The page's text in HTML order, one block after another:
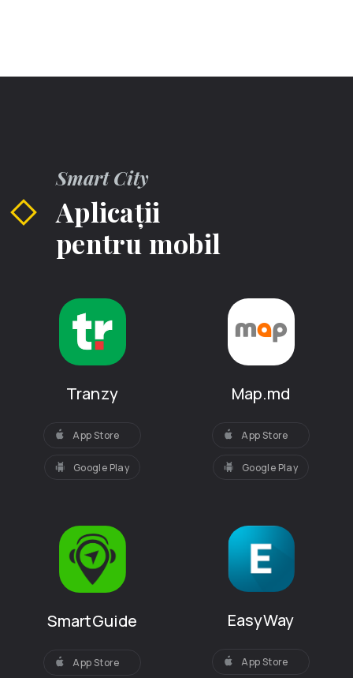
Smart City
Aplicații
pentru mobil
Tranzy
App Store
Google Play
Map.md
App Store
Google Play
SmartGuide
App Store
EasyWay
App Store